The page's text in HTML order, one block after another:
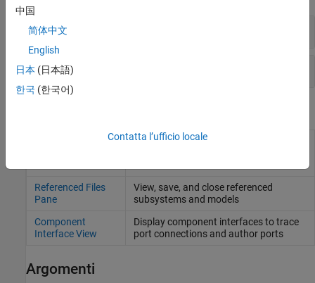
Componenti di
Interfacce dei componenti di
Convert subsystems to referenced
Referenced Files
Pane
View, save, and close referenced
subsystems and models
Component
Interface View
Display component interfaces to trace
port connections and author ports
Argomenti
中国
简体中文
English
日本 (日本語)
한국 (한국어)
Contatta l’ufficio locale